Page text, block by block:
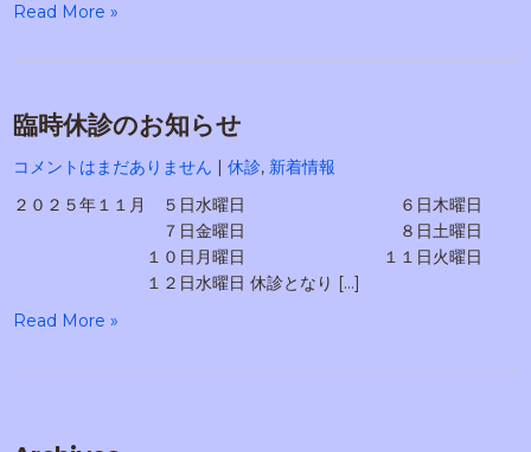
Read More »
臨時休診のお知らせ
コメントはまだありません |休診, 新着情報
２０２５年１１月 ５日水曜日 ６日木曜日
７日金曜日 ８日土曜日
１０日月曜日 １１日火曜日
１２日水曜日 休診となり […]
Read More »